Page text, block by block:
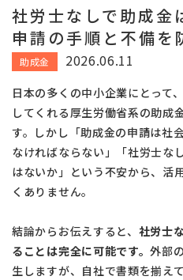
社労士なしで助成金
申請の手順と不備を
助成金 2026.06.11
日本の多くの中小企業にとって
してくれる厚生労働省系の助成
す。しかし「助成金の申請は社
なければならない」「社労士な
はないか」という不安から、活
くありません。
結論からお伝えすると、 社労士
ることは完全に可能です。外部
生しますが、自社で書類を揃え